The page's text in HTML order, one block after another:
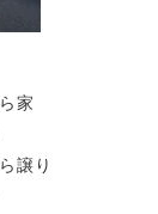
家
譲り